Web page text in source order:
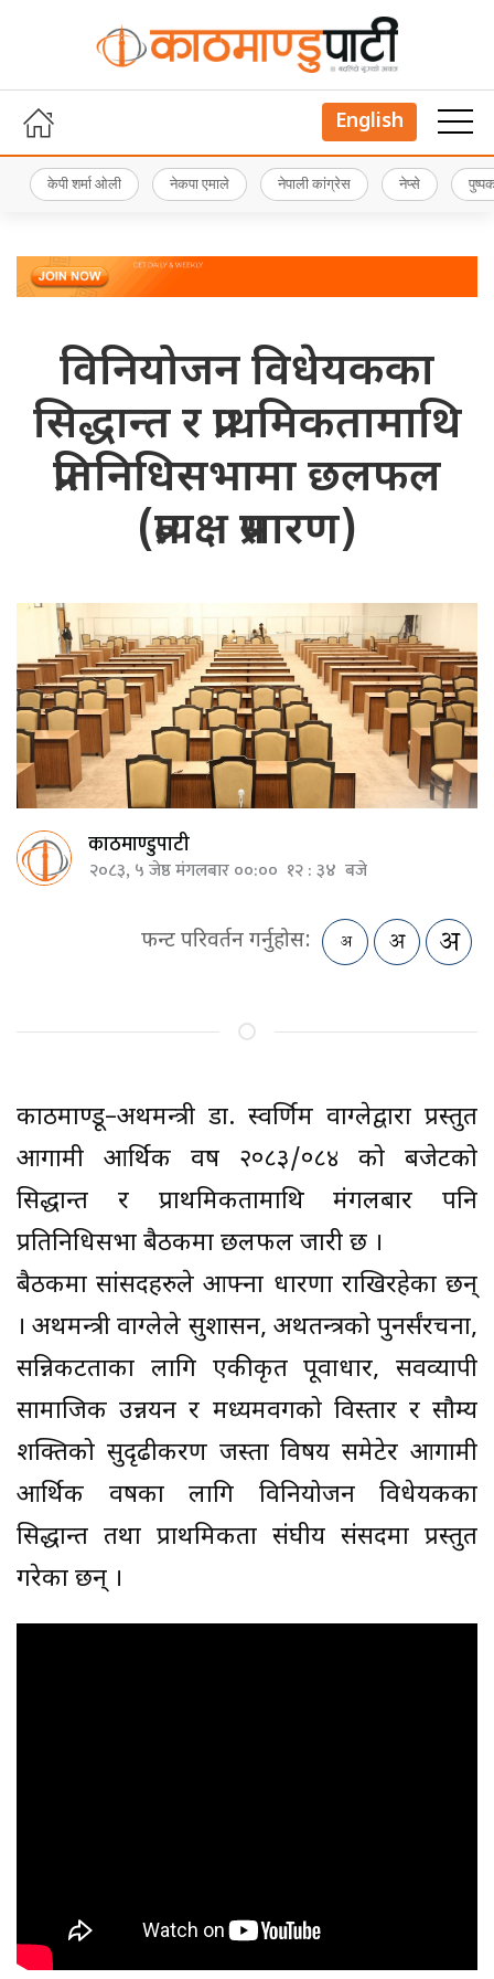
English
केपी शर्मा ओली नेकपा एमाले नेपाली कांग्रेस नेप्से
विनियोजन विधेयकका
सिद्धान्त र प्राथमिकतामाथि
प्रतिनिधिसभामा छलफल
(प्रत्यक्ष प्रसारण)
काठमाण्डुपाटी
२०८३, ५ जेष्ठ मंगलबार ००:०० १२ : ३४ बजे
फन्ट परिवर्तन गर्नुहोस:
काठमाण्डू–अर्थमन्त्री डा. स्वर्णिम वाग्लेद्वारा प्रस्तुत
आगामी आर्थिक वर्ष २०८३/०८४ को बजेटको
सिद्धान्त र प्राथमिकतामाथि मंगलबार पनि
प्रतिनिधिसभा बैठकमा छलफल जारी छ ।
बैठकमा सांसदहरुले आफ्ना धारणा राखिरहेका छन्
। अर्थमन्त्री वाग्लेले सुशासन, अर्थतन्त्रको पुनर्संरचना,
सन्निकटताका लागि एकीकृत पूर्वाधार, सर्वव्यापी
सामाजिक उन्नयन र मध्यमवर्गको विस्तार र सौम्य
शक्तिको सुदृढीकरण जस्ता विषय समेटेर आगामी
आर्थिक वर्षका लागि विनियोजन विधेयकका
सिद्धान्त तथा प्राथमिकता संघीय संसदमा प्रस्तुत
गरेका छन् ।